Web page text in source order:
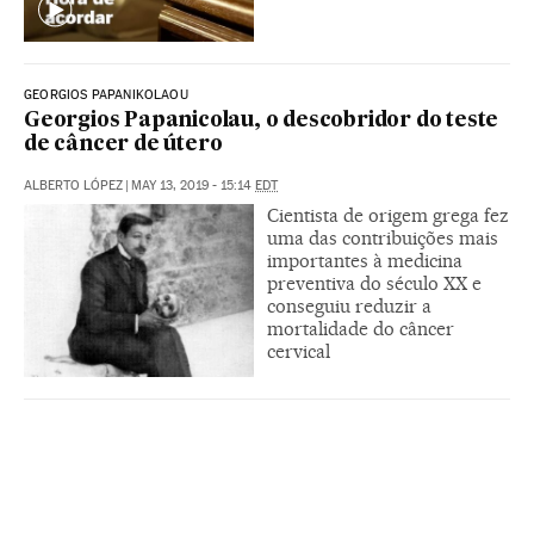
GEORGIOS PAPANIKOLAOU
Georgios Papanicolau, o descobridor do teste
de câncer de útero
ALBERTO LÓPEZ | MAY 13, 2019 - 15:14 EDT
Cientista de origem grega fez
uma das contribuições mais
importantes à medicina
preventiva do século XX e
conseguiu reduzir a
mortalidade do câncer
cervical